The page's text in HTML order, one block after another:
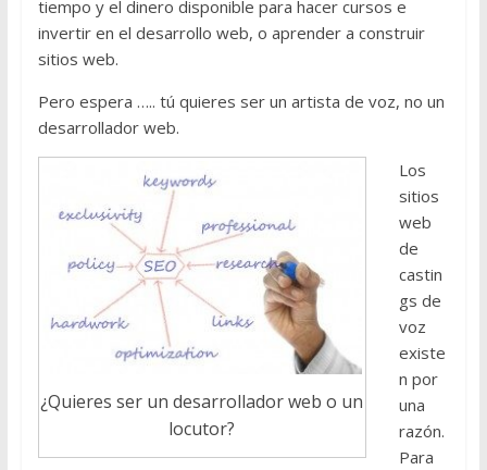
tiempo y el dinero disponible para hacer cursos e
invertir en el desarrollo web, o aprender a construir
sitios web.
Pero espera ….. tú quieres ser un artista de voz, no un
desarrollador web.
¿Quieres ser un desarrollador web o un
locutor?
Los
sitios
web
de
castin
gs de
voz
existe
n por
una
razón.
Para